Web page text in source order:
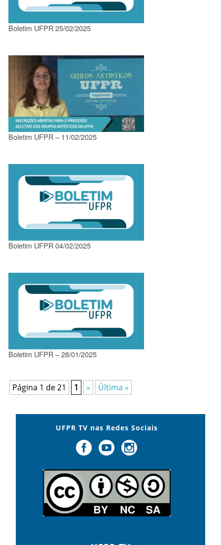
Boletim UFPR 25/02/2025
Boletim UFPR – 11/02/2025
Boletim UFPR 04/02/2025
Boletim UFPR – 28/01/2025
Página 1 de 21 1 » Última »
UFPR TV nas Redes Sociais